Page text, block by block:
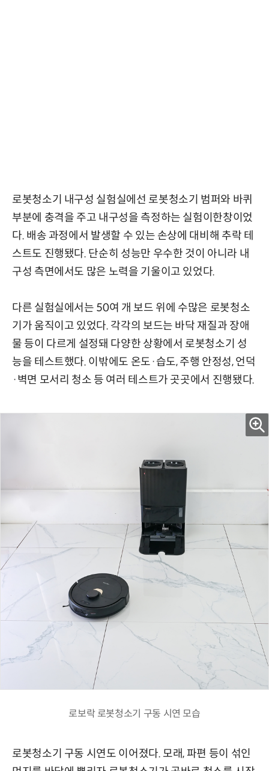
로봇청소기 내구성 실험실에선 로봇청소기 범퍼와 바퀴
부분에 충격을 주고 내구성을 측정하는 실험이한창이었
다. 배송 과정에서 발생할 수 있는 손상에 대비해 추락 테
스트도 진행됐다. 단순히 성능만 우수한 것이 아니라 내
구성 측면에서도 많은 노력을 기울이고 있었다.
다른 실험실에서는 50여 개 보드 위에 수많은 로봇청소
기가 움직이고 있었다. 각각의 보드는 바닥 재질과 장애
물 등이 다르게 설정돼 다양한 상황에서 로봇청소기 성
능을 테스트했다. 이밖에도 온도·습도, 주행 안정성, 언덕
·벽면 모서리 청소 등 여러 테스트가 곳곳에서 진행됐다.
로보락 로봇청소기 구동 시연 모습
로봇청소기 구동 시연도 이어졌다. 모래, 파편 등이 섞인